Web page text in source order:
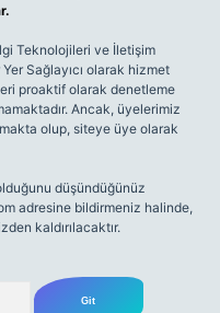
Teknolojileri ve İletişim
Sağlayıcı olarak hizmet
proaktif olarak denetleme
Ancak, üyelerimiz
olup, siteye üye olarak
düşündüğünüz
adresine bildirmeniz halinde,
kaldırılacaktır.